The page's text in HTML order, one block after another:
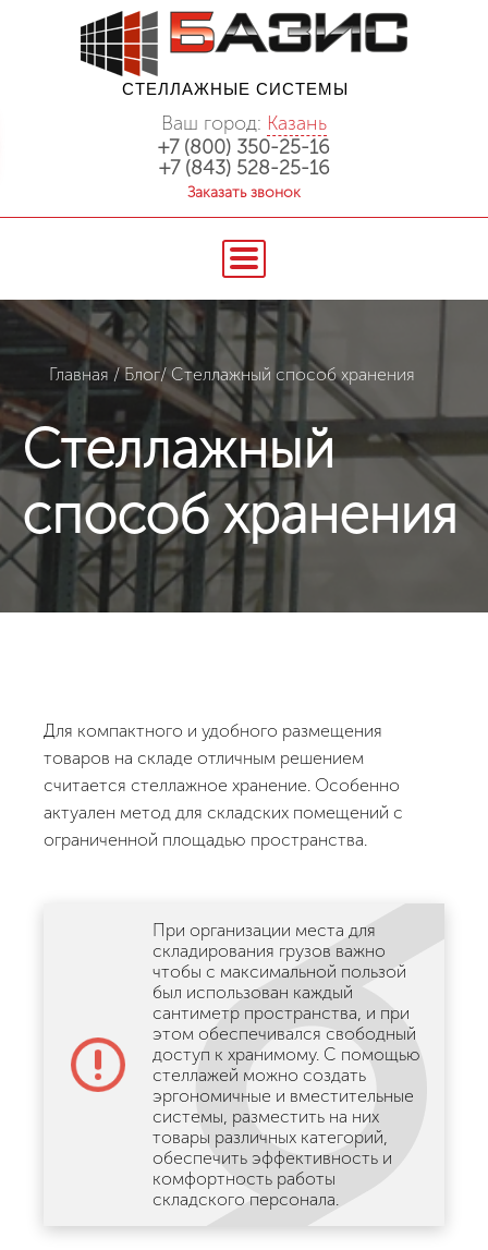
СТЕЛЛАЖНЫЕ СИСТЕМЫ
Ваш город: Казань
+7 (800) 350-25-16
+7 (843) 528-25-16
Заказать звонок
Главная / Блог/ Стеллажный способ хранения
Стеллажный
способ хранения
Для компактного и удобного размещения
товаров на складе отличным решением
считается стеллажное хранение. Особенно
актуален метод для складских помещений с
ограниченной площадью пространства.
При организации места для
складирования грузов важно
чтобы с максимальной пользой
был использован каждый
сантиметр пространства, и при
этом обеспечивался свободный
доступ к хранимому. С помощью
стеллажей можно создать
эргономичные и вместительные
системы, разместить на них
товары различных категорий,
обеспечить эффективность и
комфортность работы
складского персонала.